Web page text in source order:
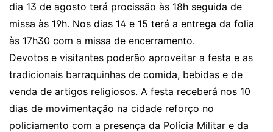
dia 13 de agosto terá procissão às 18h seguida de
missa às 19h. Nos dias 14 e 15 terá a entrega da folia
às 17h30 com a missa de encerramento.
Devotos e visitantes poderão aproveitar a festa e as
tradicionais barraquinhas de comida, bebidas e de
venda de artigos religiosos. A festa receberá nos 10
dias de movimentação na cidade reforço no
policiamento com a presença da Polícia Militar e da